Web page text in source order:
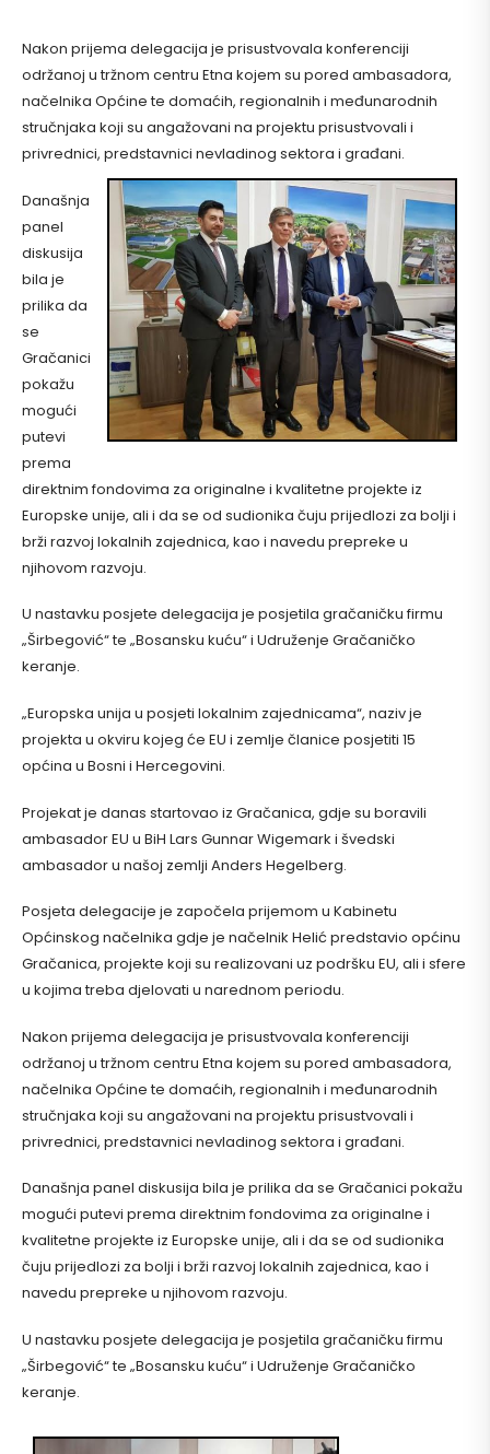
Nakon prijema delegacija je prisustvovala konferenciji
održanoj u tržnom centru Etna kojem su pored ambasadora,
načelnika Općine te domaćih, regionalnih i međunarodnih
stručnjaka koji su angažovani na projektu prisustvovali i
privrednici, predstavnici nevladinog sektora i građani.
Današnja
panel
diskusija
bila je
prilika da
se
Gračanici
pokažu
mogući
putevi
prema
direktnim fondovima za originalne i kvalitetne projekte iz
Europske unije, ali i da se od sudionika čuju prijedlozi za bolji i
brži razvoj lokalnih zajednica, kao i navedu prepreke u
njihovom razvoju.
U nastavku posjete delegacija je posjetila gračaničku firmu
„Širbegović“ te „Bosansku kuću“ i Udruženje Gračaničko
keranje.
„Europska unija u posjeti lokalnim zajednicama“, naziv je
projekta u okviru kojeg će EU i zemlje članice posjetiti 15
općina u Bosni i Hercegovini.
Projekat je danas startovao iz Gračanica, gdje su boravili
ambasador EU u BiH Lars Gunnar Wigemark i švedski
ambasador u našoj zemlji Anders Hegelberg.
Posjeta delegacije je započela prijemom u Kabinetu
Općinskog načelnika gdje je načelnik Helić predstavio općinu
Gračanica, projekte koji su realizovani uz podršku EU, ali i sfere
u kojima treba djelovati u narednom periodu.
Nakon prijema delegacija je prisustvovala konferenciji
održanoj u tržnom centru Etna kojem su pored ambasadora,
načelnika Općine te domaćih, regionalnih i međunarodnih
stručnjaka koji su angažovani na projektu prisustvovali i
privrednici, predstavnici nevladinog sektora i građani.
Današnja panel diskusija bila je prilika da se Gračanici pokažu
mogući putevi prema direktnim fondovima za originalne i
kvalitetne projekte iz Europske unije, ali i da se od sudionika
čuju prijedlozi za bolji i brži razvoj lokalnih zajednica, kao i
navedu prepreke u njihovom razvoju.
U nastavku posjete delegacija je posjetila gračaničku firmu
„Širbegović“ te „Bosansku kuću“ i Udruženje Gračaničko
keranje.